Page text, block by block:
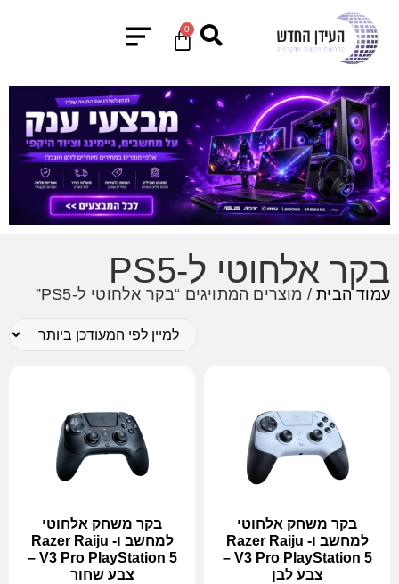
0
בקר אלחוטי ל-PS5
עמוד הבית/ מוצרים המתויגים “בקר אלחוטי ל-PS5”
בקר משחק אלחוטי
למחשב ו- Razer Raiju
V3 Pro PlayStation 5 –
צבע לבן
בקר משחק אלחוטי
למחשב ו- Razer Raiju
V3 Pro PlayStation 5 –
צבע שחור